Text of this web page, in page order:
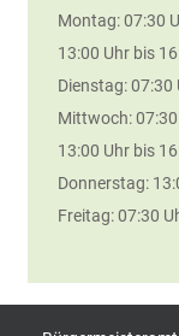
Montag: 07:30
13:00 Uhr bis
Dienstag: 07:30
Mittwoch:
13:00 Uhr bis
Donnerstag:
Freitag: 07:30